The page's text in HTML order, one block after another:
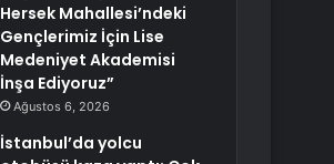
Hersek Mahallesi’ndeki
Gençlerimiz İçin Lise
Medeniyet Akademisi
İnşa Ediyoruz”
Ağustos 6, 2026
İstanbul’da yolcu